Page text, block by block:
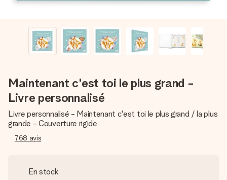
Maintenant c'est toi le plus grand -
Livre personnalisé
Livre personnalisé - Maintenant c'est toi le plus grand / la plus
grande - Couverture rigide
768 avis
En stock